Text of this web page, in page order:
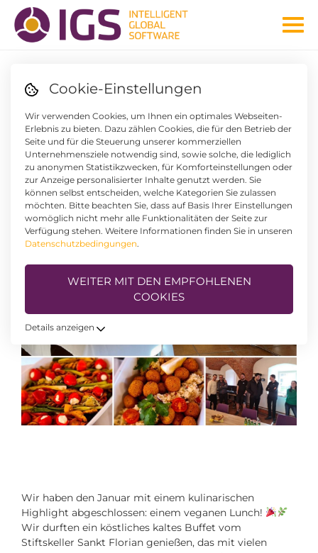
Cookie-Einstellungen
Wir verwenden Cookies, um Ihnen ein optimales Webseiten-
Erlebnis zu bieten. Dazu zählen Cookies, die für den Betrieb der
Seite und für die Steuerung unserer kommerziellen
Unternehmensziele notwendig sind, sowie solche, die lediglich
zu anonymen Statistikzwecken, für Komforteinstellungen oder
zur Anzeige personalisierter Inhalte genutzt werden. Sie
können selbst entscheiden, welche Kategorien Sie zulassen
möchten. Bitte beachten Sie, dass auf Basis Ihrer Einstellungen
womöglich nicht mehr alle Funktionalitäten der Seite zur
Verfügung stehen. Weitere Informationen finden Sie in unseren
Datenschutzbedingungen.
WEITER MIT DEN EMPFOHLENEN
COOKIES
Details anzeigen
IGS IM VEGANUARY
Wir haben den Januar mit einem kulinarischen
Highlight abgeschlossen: einem veganen Lunch!
Wir durften ein köstliches kaltes Buffet vom
Stiftskeller Sankt Florian genießen, das mit vielen